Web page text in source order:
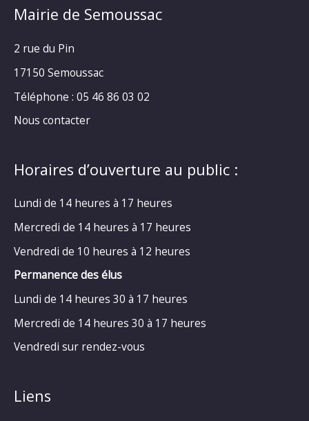
Mairie de Semoussac
2 rue du Pin
17150 Semoussac
Téléphone : 05 46 86 03 02
Nous contacter
Horaires d’ouverture au public :
Lundi de 14 heures à 17 heures
Mercredi de 14 heures à 17 heures
Vendredi de 10 heures à 12 heures
Permanence des élus
Lundi de 14 heures 30 à 17 heures
Mercredi de 14 heures 30 à 17 heures
Vendredi sur rendez-vous
Liens